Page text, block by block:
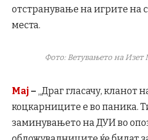
отстранување на игрите на
места.
Фото: Ветувањето на Изет
Мај – „Драг гласачу, кланот
коцкарниците е во паника.
заминувањето на ДУИ во